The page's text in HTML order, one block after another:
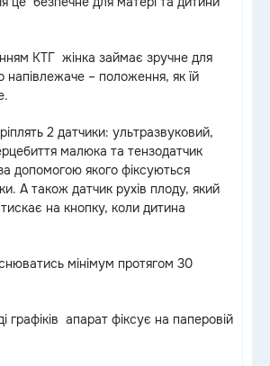
КТГ жінка займає зручне для
напівлежаче – положення, як їй
2 датчики: ультразвуковий,
малюка та тензодатчик
допомогою якого фіксуються
А також датчик рухів плоду, який
на кнопку, коли дитина
мінімум протягом 30
графіків апарат фіксує на паперовій